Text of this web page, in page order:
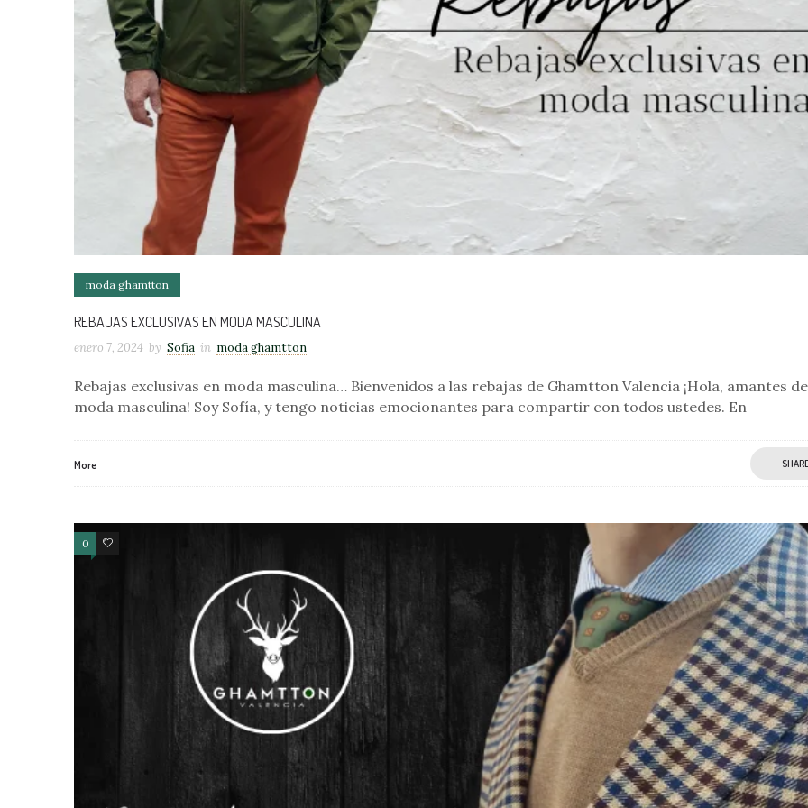
moda ghamtton
REBAJAS EXCLUSIVAS EN MODA MASCULINA
enero 7, 2024 by Sofia in moda ghamtton
Rebajas exclusivas en moda masculina… Bienvenidos a las rebajas de Ghamtton Valencia ¡Hola, amantes
moda masculina! Soy Sofía, y tengo noticias emocionantes para compartir con todos ustedes. En
More
0 0